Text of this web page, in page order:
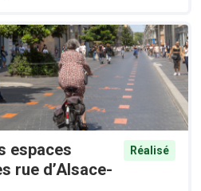
espaces
rue d’Alsace-
Réalisé